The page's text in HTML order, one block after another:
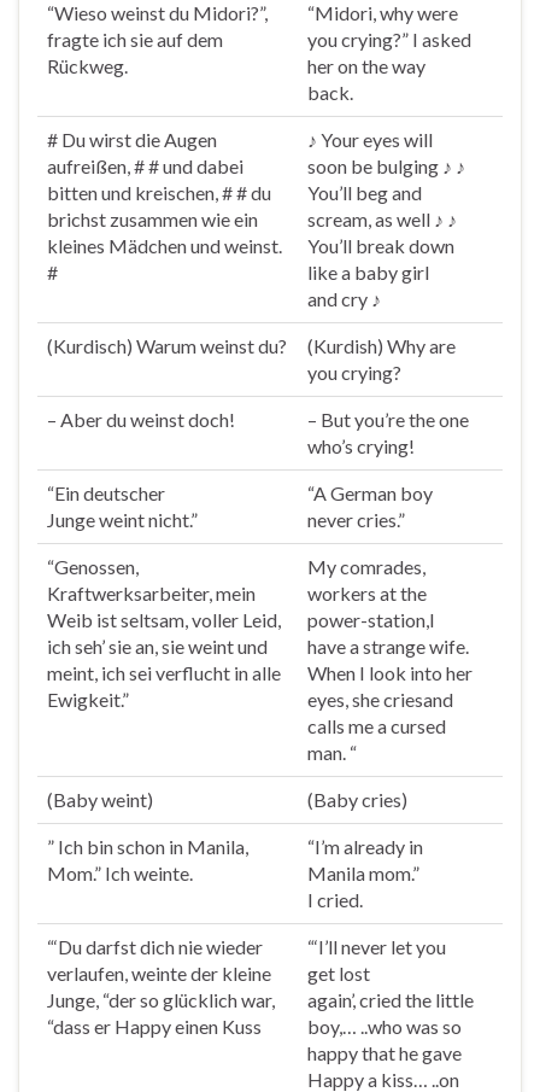
“Wieso weinstdu Midori?”,
fragte ich sie auf dem
Rückweg.
“Midori, why were
youcrying?” I asked
her on the way
back.
# Du wirst die Augen
aufreißen, # # und dabei
bitten und kreischen, # # du
brichst zusammen wie ein
kleines Mädchen undweinst.
#
♪ Your eyes will
soon be bulging ♪ ♪
You’ll beg and
scream, as well ♪ ♪
You’ll break down
like a baby girl
andcry ♪
(Kurdisch) Warumweinstdu?
(Kurdish) Why are
youcrying?
– Aber duweinstdoch!
– But you’re the one
who’s crying!
“Ein deutscher
Jungeweintnicht.”
“A German boy
nevercries.”
“Genossen,
Kraftwerksarbeiter, mein
Weib ist seltsam, voller Leid,
ich seh’ sie an, sieweintund
meint, ich sei verflucht in alle
Ewigkeit.”
My comrades,
workers at the
power-station,I
have a strange wife.
When I look into her
eyes, shecriesand
calls me a cursed
man. “
(Babyweint) (Babycries)
” Ich bin schon in Manila,
Mom.” Ichweinte.
“I’m already in
Manila mom.”
I cried.
“‘Du darfst dich nie wieder
verlaufen,weinteder kleine
Junge, “der so glücklich war,
“dass er Happy einen Kuss
“‘I’ll never let you
get lost
again’,criedthe little
boy,… ..who was so
happy that he gave
Happy a kiss… ..on